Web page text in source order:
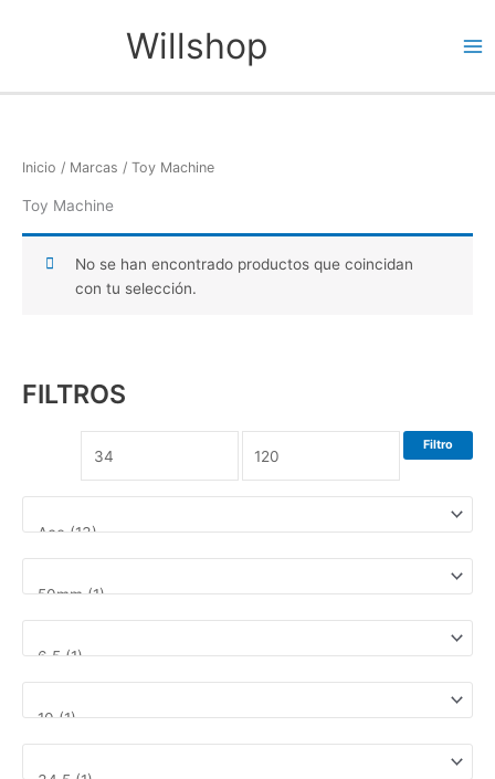
Willshop
Inicio / Marcas / Toy Machine
Toy Machine
No se han encontrado productos que coincidan
con tu selección.
FILTROS
Filtro